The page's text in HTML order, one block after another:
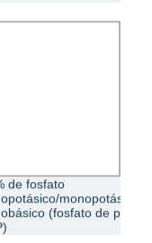
FLEXIBLE
de fosfato
monopotásico/
(fosfato de